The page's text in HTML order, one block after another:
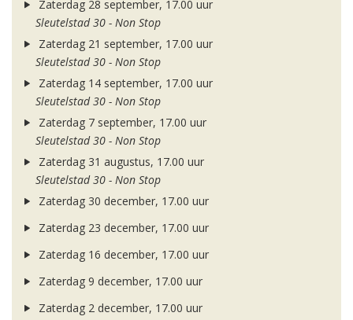
Zaterdag 28 september, 17.00 uur
Sleutelstad 30 - Non Stop
Zaterdag 21 september, 17.00 uur
Sleutelstad 30 - Non Stop
Zaterdag 14 september, 17.00 uur
Sleutelstad 30 - Non Stop
Zaterdag 7 september, 17.00 uur
Sleutelstad 30 - Non Stop
Zaterdag 31 augustus, 17.00 uur
Sleutelstad 30 - Non Stop
Zaterdag 30 december, 17.00 uur
Zaterdag 23 december, 17.00 uur
Zaterdag 16 december, 17.00 uur
Zaterdag 9 december, 17.00 uur
Zaterdag 2 december, 17.00 uur